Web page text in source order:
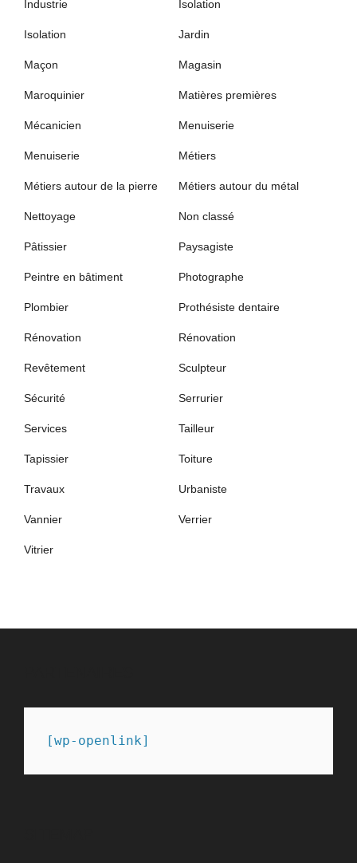
Industrie Isolation
Isolation Jardin
Maçon Magasin
Maroquinier Matières premières
Mécanicien Menuiserie
Menuiserie Métiers
Métiers autour de la pierre Métiers autour du métal
Nettoyage Non classé
Pâtissier Paysagiste
Peintre en bâtiment Photographe
Plombier Prothésiste dentaire
Rénovation Rénovation
Revêtement Sculpteur
Sécurité Serrurier
Services Tailleur
Tapissier Toiture
Travaux Urbaniste
Vannier Verrier
Vitrier
[wp-openlink]